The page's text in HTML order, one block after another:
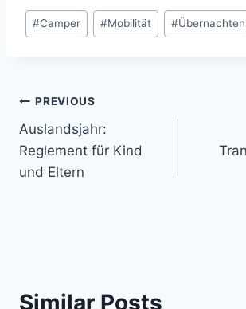
Post
Tags:
#Camper #Mobilität #Übernachten
Post
navigation
PREVIOUS
Auslandsjahr:
Reglement für Kind
und Eltern
Similar Posts